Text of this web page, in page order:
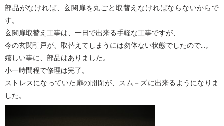
部品がなければ、玄関扉を丸ごと取替えなければならないからで
す。
玄関扉取替え工事は、一日で出来る手軽な工事ですが、
今の玄関引戸が、取替えてしまうには勿体ない状態でしたので…。
嬉しい事に、部品はありました。
小一時間程で修理は完了。
ストレスになっていた扉の開閉が、スム－ズに出来るようになりま
した。